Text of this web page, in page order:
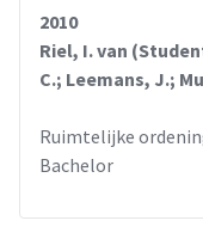
2010
Riel, I. van
C.; Leemans, J.;
Ruimtelijke
Bachelor